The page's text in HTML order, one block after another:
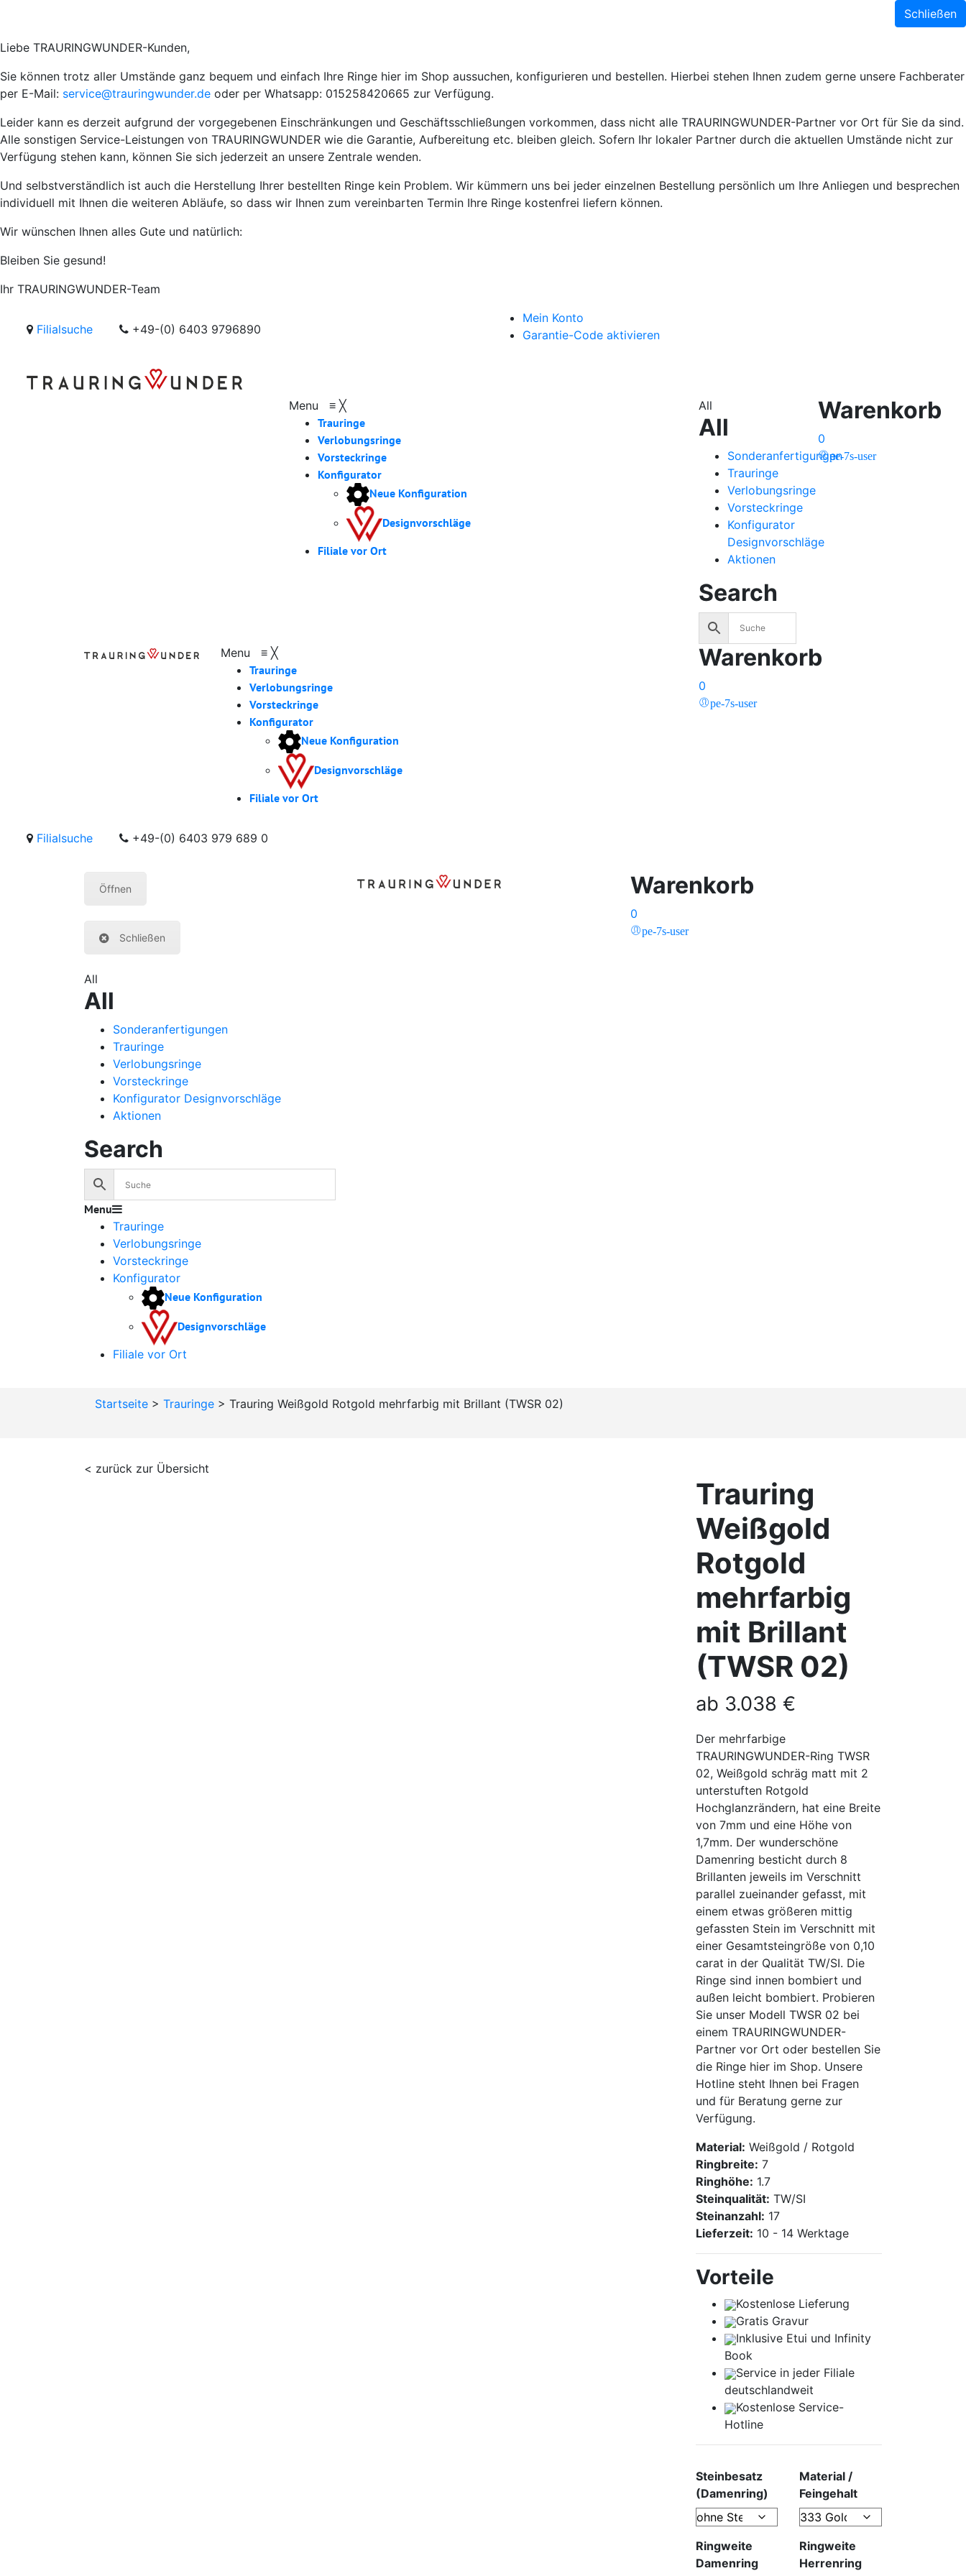
Schließen
Liebe TRAURINGWUNDER-Kunden,
Sie können trotz aller Umstände ganz bequem und einfach Ihre Ringe hier im Shop aussuchen, konfigurieren und bestellen. Hierbei stehen Ihnen zudem gerne unsere Fachberater
per E-Mail: service@trauringwunder.de oder per Whatsapp: 015258420665 zur Verfügung.
Leider kann es derzeit aufgrund der vorgegebenen Einschränkungen und Geschäftsschließungen vorkommen, dass nicht alle TRAURINGWUNDER-Partner vor Ort für Sie da sind.
Alle sonstigen Service-Leistungen von TRAURINGWUNDER wie die Garantie, Aufbereitung etc. bleiben gleich. Sofern Ihr lokaler Partner durch die aktuellen Umstände nicht zur
Verfügung stehen kann, können Sie sich jederzeit an unsere Zentrale wenden.
Und selbstverständlich ist auch die Herstellung Ihrer bestellten Ringe kein Problem. Wir kümmern uns bei jeder einzelnen Bestellung persönlich um Ihre Anliegen und besprechen
individuell mit Ihnen die weiteren Abläufe, so dass wir Ihnen zum vereinbarten Termin Ihre Ringe kostenfrei liefern können.
Wir wünschen Ihnen alles Gute und natürlich:
Bleiben Sie gesund!
Ihr TRAURINGWUNDER-Team
Filialsuche +49-(0) 6403 9796890
Mein Konto
Garantie-Code aktivieren
Menu ≡ ╳
Trauringe
Verlobungsringe
Vorsteckringe
Konfigurator
Neue Konfiguration
Designvorschläge
Filiale vor Ort
All
All
Sonderanfertigungen
Trauringe
Verlobungsringe
Vorsteckringe
Konfigurator
Designvorschläge
Aktionen
Search
Warenkorb
0
pe-7s-user
Menu ≡ ╳
Trauringe
Verlobungsringe
Vorsteckringe
Konfigurator
Neue Konfiguration
Designvorschläge
Filiale vor Ort
Warenkorb
0
pe-7s-user
Filialsuche +49-(0) 6403 979 689 0
Öffnen
Schließen
All
All
Sonderanfertigungen
Trauringe
Verlobungsringe
Vorsteckringe
Konfigurator Designvorschläge
Aktionen
Search
Menu
Trauringe
Verlobungsringe
Vorsteckringe
Konfigurator
Neue Konfiguration
Designvorschläge
Filiale vor Ort
Warenkorb
0
pe-7s-user
Startseite > Trauringe > Trauring Weißgold Rotgold mehrfarbig mit Brillant (TWSR 02)
< zurück zur Übersicht
Trauring
Weißgold
Rotgold
mehrfarbig
mit Brillant
(TWSR 02)
ab 3.038 €
Der mehrfarbige
TRAURINGWUNDER-Ring TWSR
02, Weißgold schräg matt mit 2
unterstuften Rotgold
Hochglanzrändern, hat eine Breite
von 7mm und eine Höhe von
1,7mm. Der wunderschöne
Damenring besticht durch 8
Brillanten jeweils im Verschnitt
parallel zueinander gefasst, mit
einem etwas größeren mittig
gefassten Stein im Verschnitt mit
einer Gesamtsteingröße von 0,10
carat in der Qualität TW/SI. Die
Ringe sind innen bombiert und
außen leicht bombiert. Probieren
Sie unser Modell TWSR 02 bei
einem TRAURINGWUNDER-
Partner vor Ort oder bestellen Sie
die Ringe hier im Shop. Unsere
Hotline steht Ihnen bei Fragen
und für Beratung gerne zur
Verfügung.
Material: Weißgold / Rotgold
Ringbreite: 7
Ringhöhe: 1.7
Steinqualität: TW/SI
Steinanzahl: 17
Lieferzeit: 10 - 14 Werktage
Vorteile
Kostenlose Lieferung
Gratis Gravur
Inklusive Etui und Infinity
Book
Service in jeder Filiale
deutschlandweit
Kostenlose Service-
Hotline
Steinbesatz
(Damenring)
Material /
Feingehalt
Ringweite
Damenring
Ringweite
Herrenring